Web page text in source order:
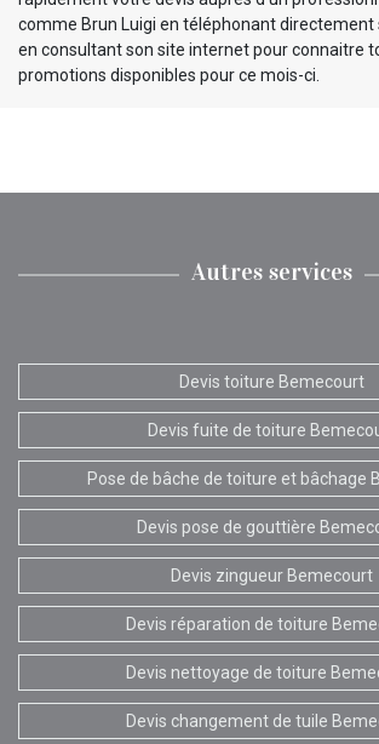
comme Brun Luigi en téléphonant directement
en consultant son site internet pour connaitre
promotions disponibles pour ce mois-ci.
Autres services
Devis toiture Bemecourt
Devis fuite de toiture
Pose de bâche de toiture et bâchage
Devis pose de gouttière
Devis zingueur Bemecourt
Devis réparation de toiture
Devis nettoyage de toiture
Devis changement de tuile